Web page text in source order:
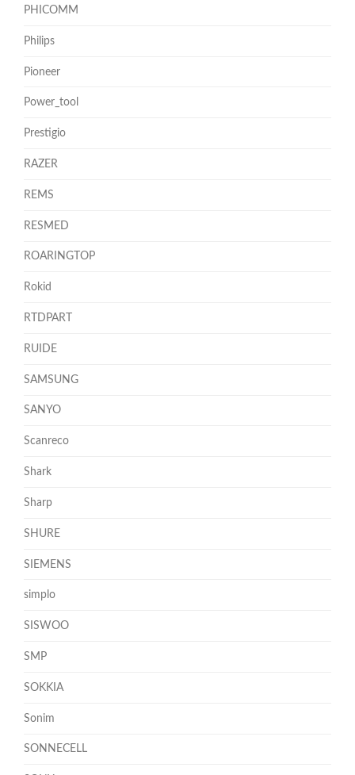
PHICOMM
Philips
Pioneer
Power_tool
Prestigio
RAZER
REMS
RESMED
ROARINGTOP
Rokid
RTDPART
RUIDE
SAMSUNG
SANYO
Scanreco
Shark
Sharp
SHURE
SIEMENS
simplo
SISWOO
SMP
SOKKIA
Sonim
SONNECELL